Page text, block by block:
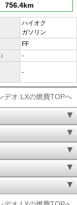
756.4km
ハイオク
ガソリン
FF
-
-
デオ LXの燃費TOPへ